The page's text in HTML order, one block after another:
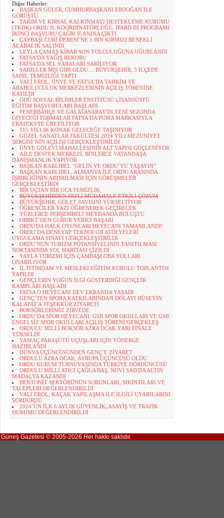
Diğer Haberler:
BAŞKAN GÜLER, CUMHURBAŞKANI ERDOĞAN İLE
GÖRÜŞTÜ
TARIM VE KIRSAL KALKINMAYI DESTEKLEME KURUMU
(TKDK) ORDU İL KOORDİNATÖRLÜĞÜ, IPARD III PROGRAMI
İKİNCİ BAŞVURU ÇAĞRI İLANINA ÇIKTI
ÇAYBAŞI CURİ DERESİ’NE 5 BİN KIRMIZI BENEKLİ
ALABALIK SALINDI
LEYLA ÇAMAŞ KİBAR SON YOLCULUĞUNA UĞURLANDI
FATSA'DA YAĞIŞ REKORU
FATSA'DA SEL YARALARI SARILIYOR
SAHİLLER MİS GİBİ OLDU.... BÜYÜKŞEHİR, 5 İLÇEDE
SAHİL TEMİZLİĞİ YAPTI
VALİ EROL, ÜNYE VE FATSA’DA TAHKİM VE
ARABULUCULUK MERKEZLERİNİN AÇILIŞ TÖRENİNE
KATILDI
ODÜ SOSYAL BİLİMLER ENSTİTÜSÜ LİSANSÜSTÜ
EĞİTİM BAŞVURULARI BAŞLADI
FENERBAHÇE VE GALATASARAY'IN YENİ SEZONDA
GİYECEĞİ FORMALAR FATSA'DA PUMA MARKASIYLA
ERATEKS'TE ÜRETİLİYOR
115 YILLIK KONAK GELECEĞE TAŞINIYOR
GÜZEL SANATLAR FAKÜLTESİ 2024 YILI MEZUNİYET
SERGİSİ’NİN AÇILIŞI GERÇEKLEŞTİRİLDİ
ÜNYE GÖLEVİ MAHALLESİNİN ALT YAPISI GÜÇLENİYOR
AİLE DESTEK MERKEZİ, BİNLERCE VATANDAŞA
DANIŞMANLIK YAPIYOR
BAŞKAN KARLIBEL “GELİN VE ORDU’YU YAŞAYIN”
BAŞKAN KARLIBEL, ALMANYA İLE ORDU ARASINDA
İŞBİRLİĞİNİN ARTIRILMASI İÇİN GÖRÜŞMELER
GERÇEKLEŞTİRDİ
BİR UÇTAN BİR UCA TEMİZLİK
BÜYÜKŞEHİRDEN HIZLI MÜDAHALE ETKİLİ ÇÖZÜM
BÜYÜKŞEHİR, GÖLET SAYISINI YÜKSELTİYOR
ÖĞRENCİLER YAZI ÖĞRENEREK GEÇİRECEK
YÜZLERCE PERŞEMBELİ MEYDANDA BULUŞTU
OBBKT’DEN GURUR VERİCİ BAŞARI
ORDU'DA HALK OYUNLARI HEYECANI TAMAMLANDI!
ORDU’DA DENEYAP TEKNOLOJİ ATÖLYELERİ
UYGULAMA SINAVI GERÇEKLEŞTİRİLDİ
ORDU’NUN TURİZM POTANSİYELİNİN TANITILMASI
NOKTASINDA YOL HARİTASI ÇİZİLDİ
YAYLA TURİZMİ İÇİN ÇAMBAŞI OBA YOLLARI
ONARILIYOR
İL İSTİHDAM VE MESLEKİ EĞİTİM KURULU TOPLANTISI
YAPILDI
GENÇLERİN YOĞUN İLGİ GÖSTERDİĞİ GENÇLİK
KAMPLARI BAŞLADI
FATSA O HEYECANI DEV EKRANDA YAŞADI
GENÇ’TEN SPORA KATKILARINDAN DOLAYI HÜSEYİN
KALAFAT'A TEŞEKKÜR ZİYARETİ
BOKSÖRLERİMİZ ZİRVEDE
ORDU’DA SPOR HEYECANI: GSB SPOR OKULLARI VE GSB
ENGELSİZ SPOR OKULLARI AÇILIŞ TÖRENİ GERÇEKLEŞ
ORDULU MİLLİ BOKSÖR AZRA OCAK YARI FİNALE
YÜKSELDİ
YAMAÇ PARAŞÜTÜ UÇUŞLARI İÇİN YÖNERGE
HAZIRLANDI
DÜNYA ÜÇÜNCÜSÜNDEN GENÇ’E ZİYARET
ORDULU AZRA OCAK, AVRUPA ÜÇÜNCÜSÜ OLDU
ORDU KURUM TURNUVASINDA TÜRKİYE DÖRDÜNCÜSÜ
ORDULU MİLLİ ATICI ÇAĞLA BAŞ, NOVİ SAD'DA ALTIN
MADALYA KAZANDI
BENTONİT SEKTÖRÜNÜN SORUNLARI, SIKINTILARI VE
TALEPLERİ DEĞERLENDİRİLDİ
VALİ EROL, KAÇAK YAPILAŞMA İLE İLGİLİ UYARILARINI
SÜRDÜRDÜ
2024’ÜN İLK 6 AYLIK GÜVENLİK, ASAYİŞ VE TRAFİK
DURUMU DEĞERLENDİRİLDİ
Güneş Gazetesi © 2005-2026 Her hakkı saklıdır.